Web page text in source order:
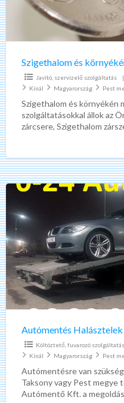
Szigethalom és
Javító, szervizelő szolgáltatás |
Kínál
Magyarország Pest
Szigethalom és környékén
szolgáltatásokkal állok az
zárcsere, Szigethalom
Autómentés
Halásztelek
Szigethalom
Taksony
0-
24
Autómentés
Költöztető, fuvarozó szolgáltatás
Kínál
Magyarország Pest
Autómentésre van
Taksony vagy Pest megye
Autómentő Kft. a